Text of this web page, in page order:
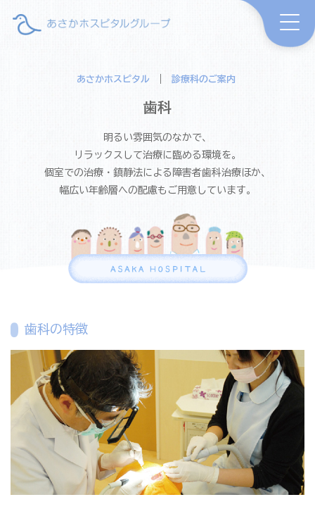
あさかホスピタル 診療科のご案内
歯科
明るい雰囲気のなかで、
リラックスして治療に臨める環境を。
個室での治療・鎮静法による障害者歯科治療ほか、
幅広い年齢層への配慮もご用意しています。
歯科の特徴